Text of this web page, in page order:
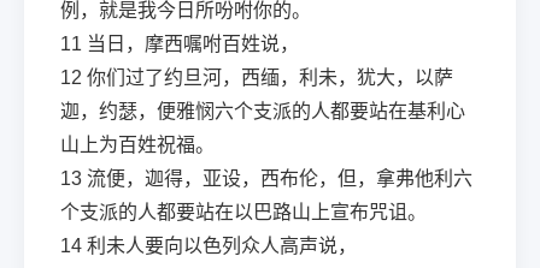
例，就是我今日所吩咐你的。
11 当日，摩西嘱咐百姓说，
12 你们过了约旦河，西缅，利未，犹大，以萨
迦，约瑟，便雅悯六个支派的人都要站在基利心
山上为百姓祝福。
13 流便，迦得，亚设，西布伦，但，拿弗他利六
个支派的人都要站在以巴路山上宣布咒诅。
14 利未人要向以色列众人高声说，